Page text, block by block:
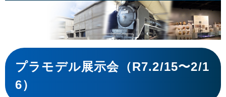
本
文
プラモデル展示会（R7.2/15〜2/1
6）